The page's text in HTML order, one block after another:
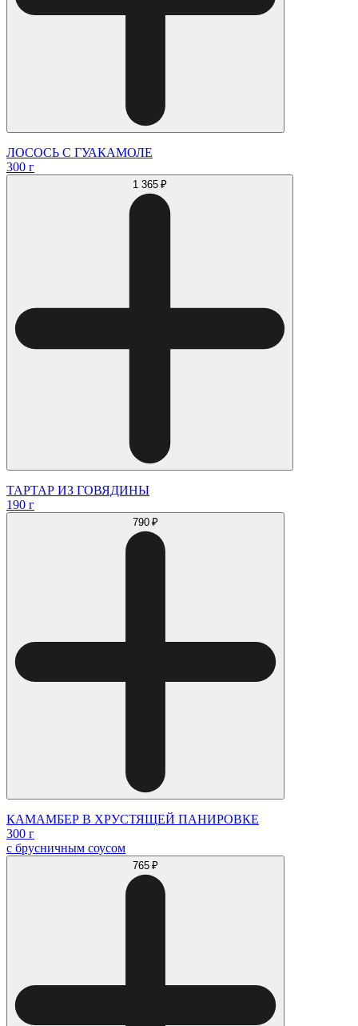
ЛОСОСЬ С ГУАКАМОЛЕ
300 г
1 365 ₽
ТАРТАР ИЗ ГОВЯДИНЫ
190 г
790 ₽
КАМАМБЕР В ХРУСТЯЩЕЙ ПАНИРОВКЕ
300 г
с брусничным соусом
765 ₽